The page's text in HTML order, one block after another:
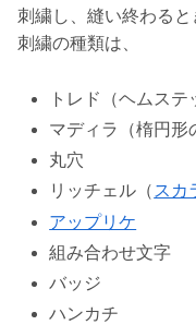
刺繍し、縫い終わると
刺繍の種類は、
トレド（ヘムステ
マディラ（楕円形
丸穴
リッチェル（ スカ
アップリケ
組み合わせ文字
バッジ
ハンカチ